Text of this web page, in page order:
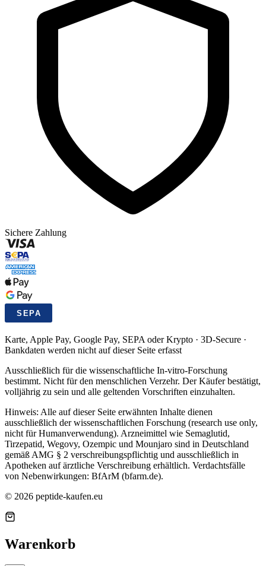
Sichere Zahlung
Karte, Apple Pay, Google Pay, SEPA oder Krypto · 3D-Secure ·
Bankdaten werden nicht auf dieser Seite erfasst
Ausschließlich für die wissenschaftliche In-vitro-Forschung
bestimmt. Nicht für den menschlichen Verzehr. Der Käufer bestätigt,
volljährig zu sein und alle geltenden Vorschriften einzuhalten.
Hinweis: Alle auf dieser Seite erwähnten Inhalte dienen
ausschließlich der wissenschaftlichen Forschung (research use only,
nicht für Humanverwendung). Arzneimittel wie Semaglutid,
Tirzepatid, Wegovy, Ozempic und Mounjaro sind in Deutschland
gemäß AMG § 2 verschreibungspflichtig und ausschließlich in
Apotheken auf ärztliche Verschreibung erhältlich. Verdachtsfälle
von Nebenwirkungen: BfArM (bfarm.de).
© 2026 peptide-kaufen.eu
Warenkorb